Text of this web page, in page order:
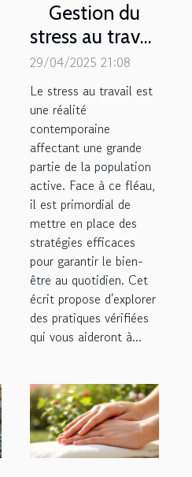
Gestion du
stress au travail
pratiques
efficaces pour
un bien-être
quotidien
29/04/2025 21:08
Le stress au travail est
une réalité
contemporaine
affectant une grande
partie de la population
active. Face à ce fléau,
il est primordial de
mettre en place des
stratégies efficaces
pour garantir le bien-
être au quotidien. Cet
écrit propose d'explorer
des pratiques vérifiées
qui vous aideront à...